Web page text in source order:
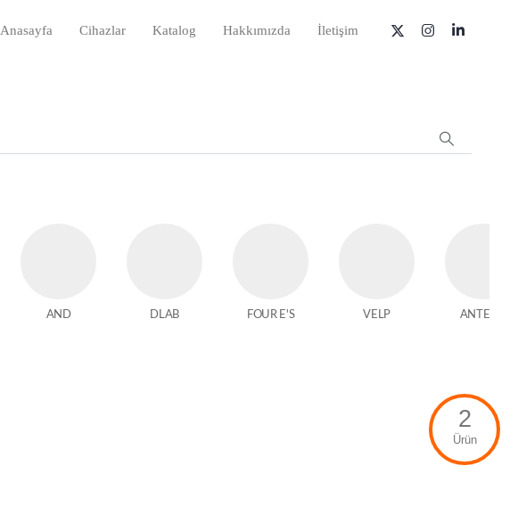
Anasayfa Cihazlar Katalog Hakkımızda İletişim
AND DLAB FOUR E'S VELP ANTECH
2
Ürün